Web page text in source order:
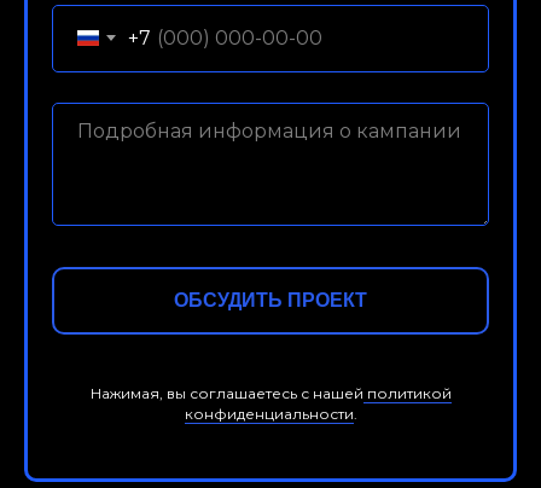
+7
ОБСУДИТЬ ПРОЕКТ
Нажимая, вы соглашаетесь с нашей политикой
конфиденциальности